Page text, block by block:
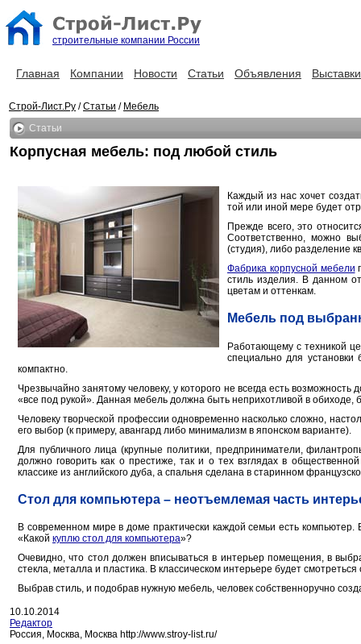
строительные компании России
Главная Компании Новости Статьи Объявления Выставки
Строй-Лист.Ру /Статьи / Мебель
Статьи
Корпусная мебель: под любой стиль
Каждый из нас хочет
той или иной мере будет
Прежде всего, это
Соответственно, можно
(студия), либо разделение
Фабрика корпусной мебели
стиль изделия. В данном
цветам и оттенкам.
Мебель под
Работающему с техникой
специально для
компактно.
Чрезвычайно занятому человеку, у которого не всегда есть
«все под рукой». Данная мебель должна быть неприхотливой в
Человеку творческой профессии одновременно насколько сложно,
его выбор (к примеру, авангард либо минимализм в японском варианте).
Для публичного лица (крупные политики, предприниматели,
должно говорить как о престиже, так и о тех взглядах в
классике из английского дуба, а спальня сделана в старинном
Стол для компьютера – неотъемлемая часть
В современном мире в доме практически каждой семьи есть
«Какой куплю стол для компьютера»?
Очевидно, что стол должен вписываться в интерьер помещения, в
стекла, металла и пластика. В классическом интерьере будет
Выбрав стиль, и подобрав нужную мебель, человек собственноручно
10.10.2014
Редактор
Россия, Москва, Москва http://www.stroy-list.ru/